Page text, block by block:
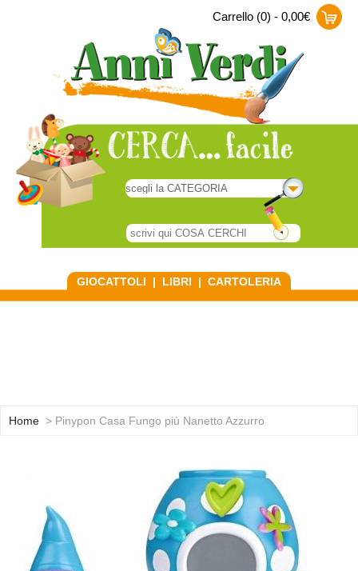
Carrello (0) - 0,00€
GIOCATTOLI | LIBRI | CARTOLERIA
Home > Pinypon Casa Fungo più Nanetto Azzurro